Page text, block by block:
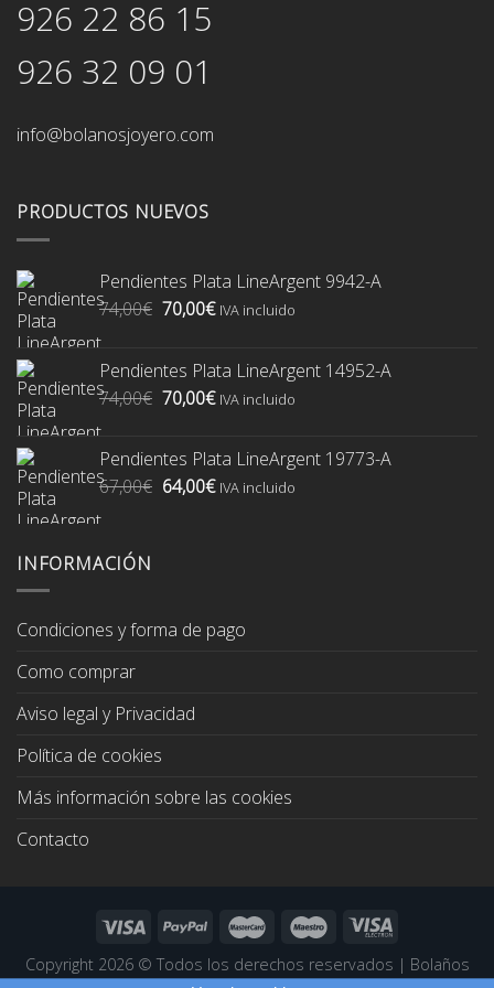
926 22 86 15
926 32 09 01
info@bolanosjoyero.com
PRODUCTOS NUEVOS
Pendientes Plata LineArgent 9942-A
74,00€ El
era:
74,00€.
70,00€El
es:
70,00€.
IVA incluido
Pendientes Plata LineArgent 14952-A
74,00€ El
era:
74,00€.
70,00€El
es:
70,00€.
IVA incluido
Pendientes Plata LineArgent 19773-A
67,00€ El
64,00€ElIVA incluido
INFORMACIÓN
Condiciones y forma de pago
Como comprar
Aviso legal y Privacidad
Política de cookies
Más información sobre las cookies
Contacto
Copyright 2026 © Todos los derechos reservados | Bolaños